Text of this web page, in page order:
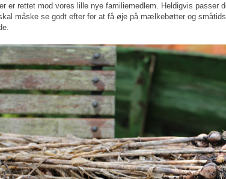
er rettet mod vores lille nye familiemedlem. Heldigvis passer
måske se godt efter for at få øje på mælkebøtter og